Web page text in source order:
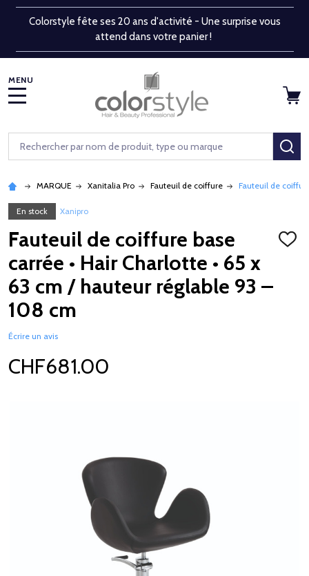
Colorstyle fête ses 20 ans d'activité - Une surprise vous
attend dans votre panier !
Rechercher
MARQUE Xanitalia Pro Fauteuil de coiffure Fauteuil de
En stock Xanipro
Fauteuil de coiffure base
carrée • Hair Charlotte • 65 x
63 cm / hauteur réglable 93 –
108 cm
Écrire un avis
CHF681.00